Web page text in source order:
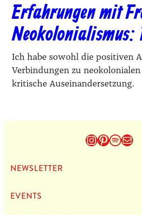
Erfahrungen mit
Neokolonialismus:
Ich habe sowohl die positiven
Verbindungen zu
kritische Auseinandersetzung.
Instagram
Pinterest
Spotify
E-Mail
NEWS­LET­TER
EVENTS